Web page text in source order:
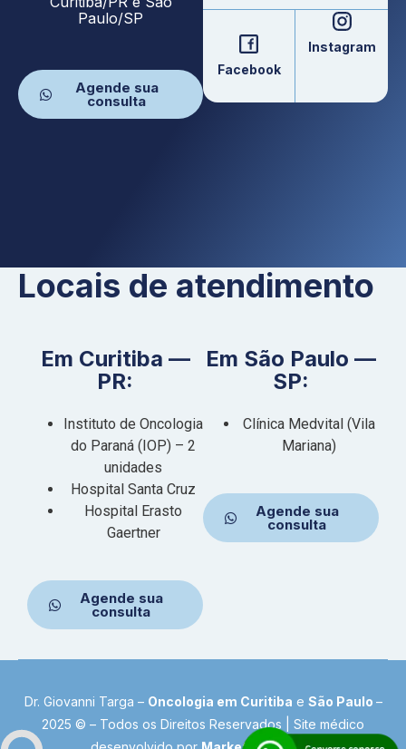
Paulo/SP
Agende sua
consulta
Facebook
Instagram
Locais de atendimento
Em Curitiba —
PR:
Instituto de Oncologia
do Paraná (IOP) – 2
unidades
Hospital Santa Cruz
Hospital Erasto
Gaertner
Agende sua
consulta
Em São Paulo —
SP:
Clínica Medvital (Vila
Mariana)
Agende sua
consulta
Dr. Giovanni Targa – Oncologia em Curitiba e São Paulo –
2025 © – Todos os Direitos Reservados | Site médico